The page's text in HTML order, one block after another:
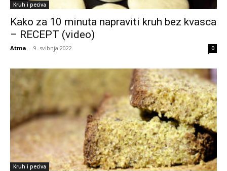
Kruh i peciva
Kako za 10 minuta napraviti kruh bez kvasca
– RECEPT (video)
Atma - 9. svibnja 2022. 0
Kruh i peciva